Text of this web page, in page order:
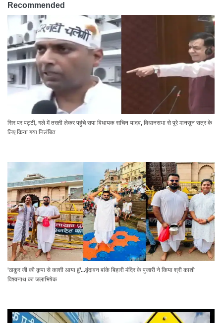
Recommended
सिर पर पट्टी, गले में तख्ती लेकर पहुंचे सपा विधायक सचिन यादव, विधानसभा से पूरे मानसून सत्र के
लिए किया गया निलंबित
'ठाकुर जी की कृपा से काशी आया हूं'...वृंदावन बांके बिहारी मंदिर के पुजारी ने किया श्री काशी
विश्वनाथ का जलाभिषेक